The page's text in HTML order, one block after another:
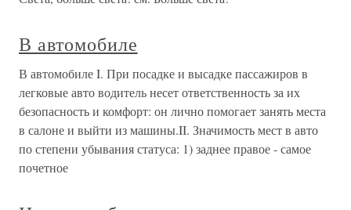
В автомобиле
В автомобиле I. При посадке и высадке пассажиров в
легковые авто водитель несет ответственность за их
безопасность и комфорт: он лично помогает занять места
в салоне и выйти из машины.II. Значимость мест в авто
по степени убывания статуса: 1) заднее правое - самое
почетное